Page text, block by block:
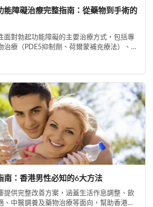
能障礙治療完整指南：從藥物到手術的
面對勃起功能障礙的主要治療方式，包括專
治療（PDE5抑制劑、荷爾蒙補充療法）、
南：香港男性必知的6大方法
提供完整改善方案，涵蓋生活作息調整、飲
、中醫調養及藥物治療等面向，幫助香港男